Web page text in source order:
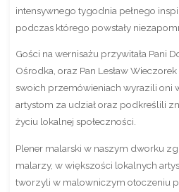
intensywnego tygodnia pełnego
podczas którego powstały
Gości na wernisażu przywitała Pani
Ośrodka, oraz Pan Lesław
swoich przemówieniach wyrazili oni
artystom za udział oraz podkreślili
życiu lokalnej społeczności.
Plener malarski w naszym dworku
malarzy, w większości lokalnych
tworzyli w malowniczym otoczeniu